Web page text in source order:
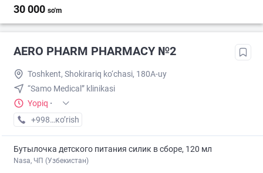
30 000 so'm
AERO PHARM PHARMACY №2
Toshkent, Shokirariq ko‘chasi, 180A-uy
“Samo Medical” klinikasi
Yopiq ·
+998 (70) XXX-XX-XX
кo’rish
Бутылочка детского питания силик в сборе, 120 мл
Nasa, ЧП (Узбекистан)